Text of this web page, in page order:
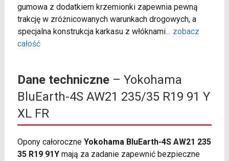
gumowa z dodatkiem krzemionki zapewnia pewną
trakcję w zróżnicowanych warunkach drogowych, a
specjalna konstrukcja karkasu z włóknami... zobacz
całość
Dane techniczne– Yokohama
BluEarth-4S AW21 235/35 R19 91 Y
XL FR
Opony całoroczne Yokohama BluEarth-4S AW21 235
35 R19 91Ymają za zadanie zapewnić bezpieczne